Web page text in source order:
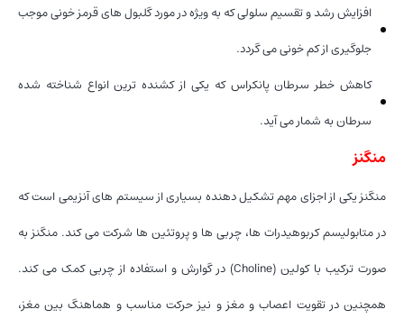
افزایش رشد و تقسیم سلولی که به ویژه در مورد گلبول های قرمز خونی موجب
جلوگیری از کم خونی می گردد.
کاهش خطر سرطان پانکراس که یکی از کشنده ترین انواع شناخته شده
سرطان به شمار می آید.
منگنز
منگنز یکی از اجزای مهم تشکیل دهنده بسیاری از سیستم های آنزیمی است که
در متابولیسم کربوهیدرات ها، چربی ها و پروتئین ها شرکت می کند. منگنز به
صورت ترکیب با کولین (Choline) در گوارش و استفاده از چربی کمک می کند.
همچنین در تقویت اعصاب و مغز و نیز حرکت مناسب و هماهنگ بین مغز،